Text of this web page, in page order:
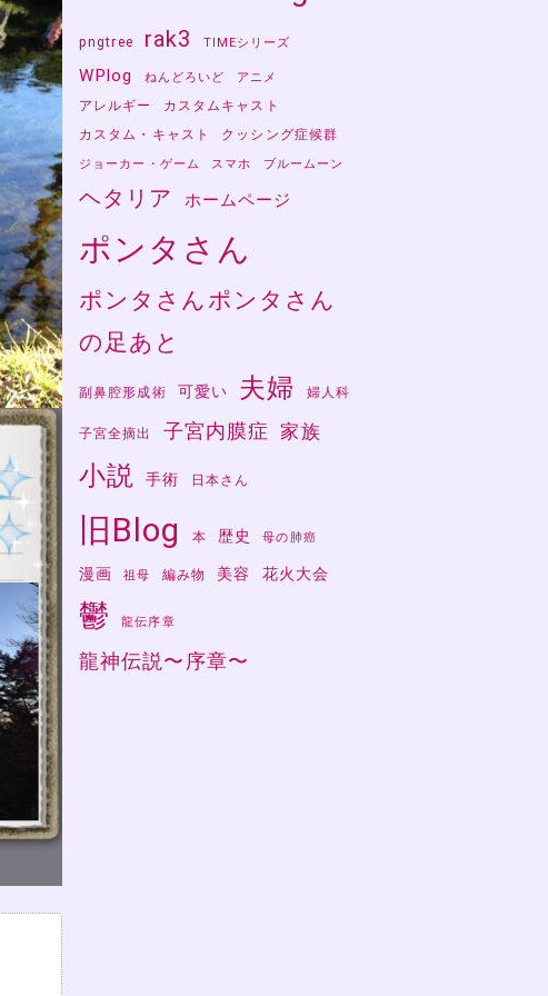
pngtree rak3 TIMEシリーズ
WPlog ねんどろいど アニメ
アレルギー
カスタムキャスト
カスタム・キャスト
クッシング症候群
ジョーカー・ゲーム スマホ ブルームーン
ヘタリア ホームページ
ポンタさん
ポンタさんポンタさん
の足あと
副鼻腔形成術 可愛い 夫婦 婦人科
子宮全摘出 子宮内膜症 家族
小説 手術 日本さん
旧Blog 本 歴史 母の肺癌
漫画 祖母 編み物 美容 花火大会
鬱 龍伝序章
龍神伝説〜序章〜